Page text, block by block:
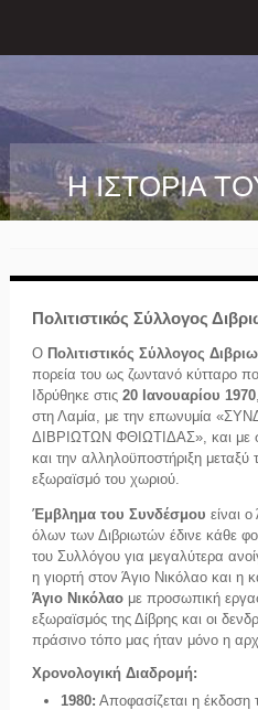
Η ΙΣΤΟΡΙΑ
Πολιτιστικός Σύλλογος
Ο Πολιτιστικός Σύλλογος
πορεία του ως ζωντανό κύτταρο
Ιδρύθηκε στις 20 Ιανουαρίου 1970
στη Λαμία, με την επωνυμία
ΔΙΒΡΙΩΤΩΝ ΦΘΙΩΤΙΔΑΣ», και με
και την αλληλοϋποστήριξη
εξωραϊσμό του χωριού.
Έμβλημα του Συνδέσμου είναι
όλων των Διβριωτών έδινε κάθε
του Συλλόγου για μεγαλύτερα
η γιορτή στον Άγιο Νικόλαο και η
Άγιο Νικόλαομε προσωπική
εξωραϊσμός της Δίβρης και οι
πράσινο τόπο μας ήταν μόνο η
Χρονολογική Διαδρομή:
1980: Αποφασίζεται η έκδοση